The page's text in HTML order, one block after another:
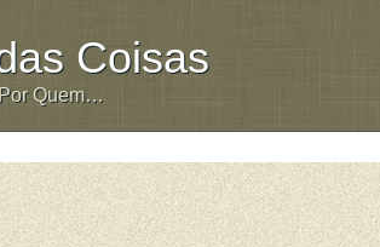
Coisas
Quem…